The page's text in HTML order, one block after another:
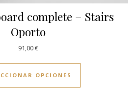
complete – Stairs
Oporto
91,00€
OPCIONES
Este producto